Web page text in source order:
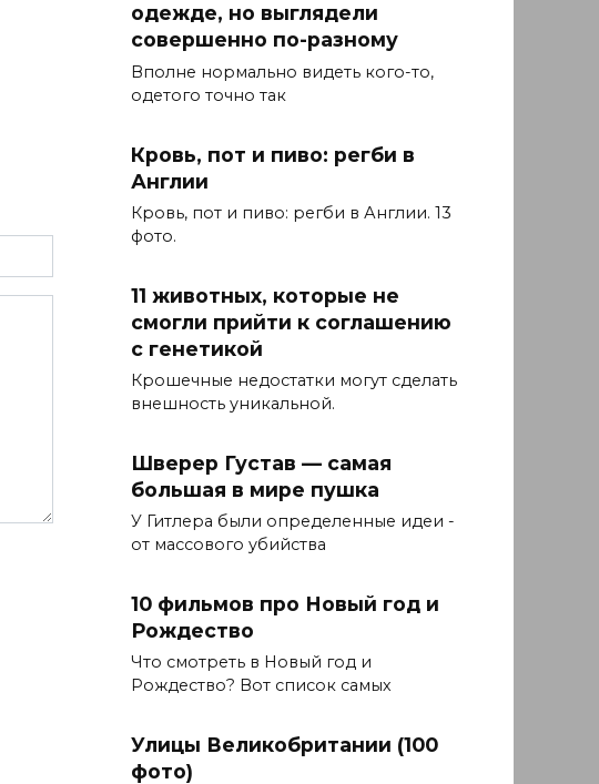
одежде, но выглядели
совершенно по-разному
Вполне нормально видеть кого-то,
одетого точно так
Кровь, пот и пиво: регби в
Англии
Кровь, пот и пиво: регби в Англии. 13
фото.
11 животных, которые не
смогли прийти к соглашению
с генетикой
Крошечные недостатки могут сделать
внешность уникальной.
Шверер Густав — самая
большая в мире пушка
У Гитлера были определенные идеи -
от массового убийства
10 фильмов про Новый год и
Рождество
Что смотреть в Новый год и
Рождество? Вот список самых
Улицы Великобритании (100
фото)